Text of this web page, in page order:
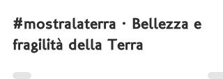
1 giu 2021 Tempo di lettura: 2 min
#mostralaterra · Bellezza e
fragilità della Terra